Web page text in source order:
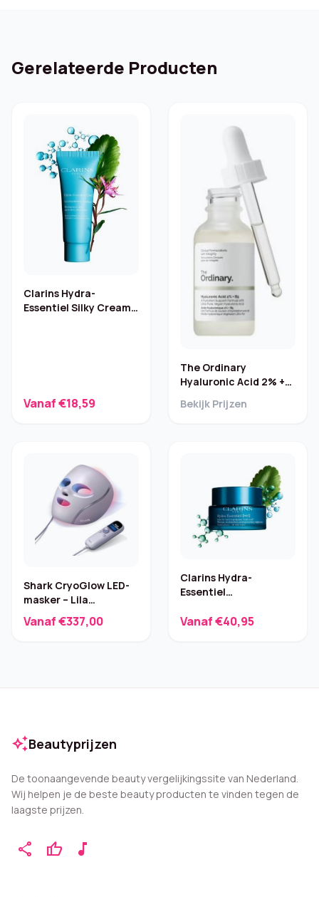
Gerelateerde Producten
Clarins Hydra-
Essentiel Silky Cream –
Vanaf €18,59
The Ordinary
Hyaluronic Acid 2% +
Bekijk Prijzen
Shark CryoGlow LED-
masker – Lila
(FW312EUPL)
Vanaf €337,00
Clarins Hydra-
Essentiel
Nachtcrème – 50 ml
Vanaf €40,95
auto_awesomeBeautyprijzen
De toonaangevende beauty vergelijkingssite van Nederland.
Wij helpen je de beste beauty producten te vinden tegen de
laagste prijzen.
share thumb_up music_note